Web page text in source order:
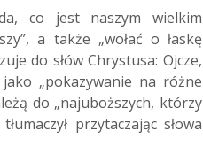
co jest naszym wielkim
a także „wołać o łaskę
do słów Chrystusa: Ojcze,
„pokazywanie na różne
do „najuboższych, którzy
przytaczając słowa